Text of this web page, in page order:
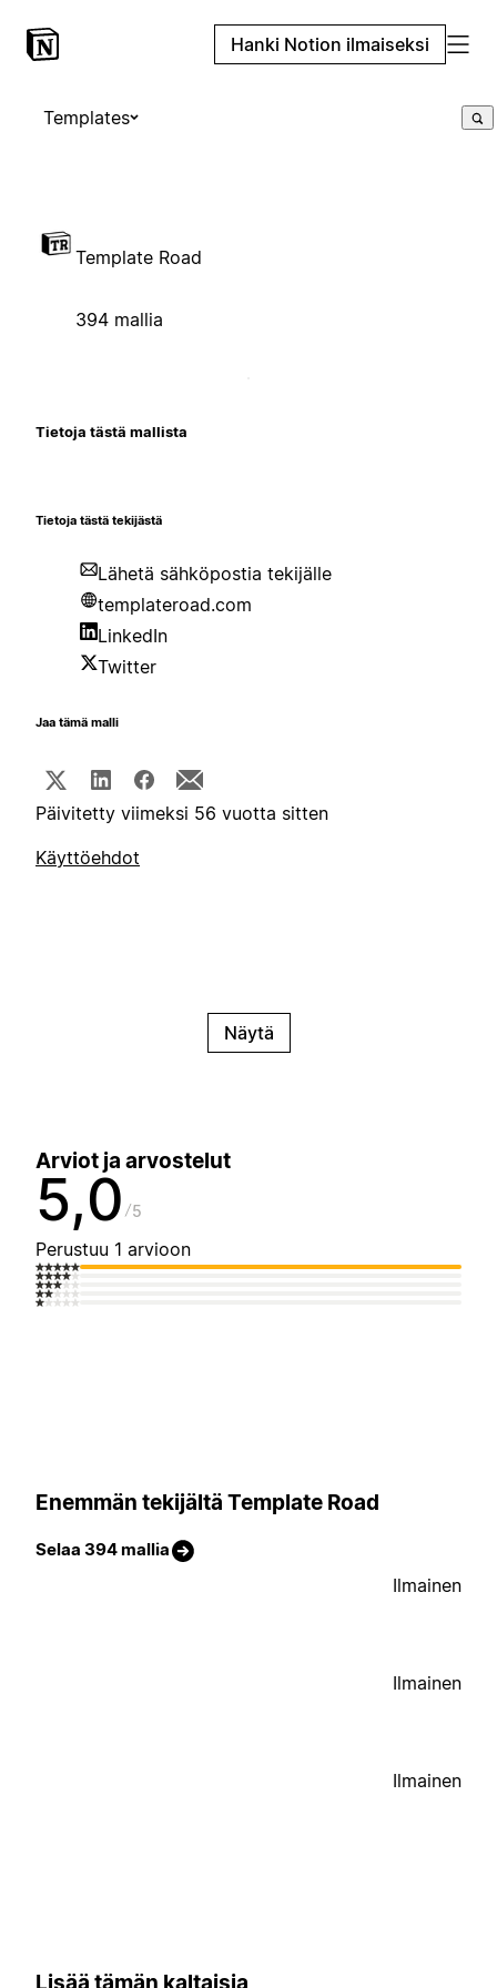
Hanki Notion ilmaiseksi
Templates
Template Road
394 mallia
Tietoja tästä mallista
Tietoja tästä tekijästä
Lähetä sähköpostia tekijälle
templateroad.com
LinkedIn
Twitter
Jaa tämä malli
Päivitetty viimeksi 56 vuotta sitten
Käyttöehdot
Näytä
Arviot ja arvostelut
5,0 5
Perustuu 1 arvioon
Enemmän tekijältä Template Road
Selaa 394 mallia
Ilmainen
Ilmainen
Ilmainen